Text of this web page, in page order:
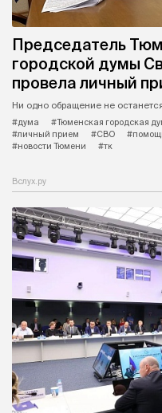
Председатель
городской думы
провела личный
Ни одно обращение не
#дума
#Тюменская городская
#личный прием
#СВО
#новости Тюмени
#тк
Вслух.ру